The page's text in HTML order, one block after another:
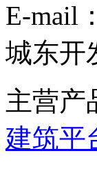
E-mail
城东开
主营产
建筑平